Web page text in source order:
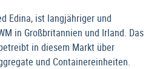
Edina, ist langjähriger und
in Großbritannien und Irland. Das
in diesem Markt über
und Containereinheiten.